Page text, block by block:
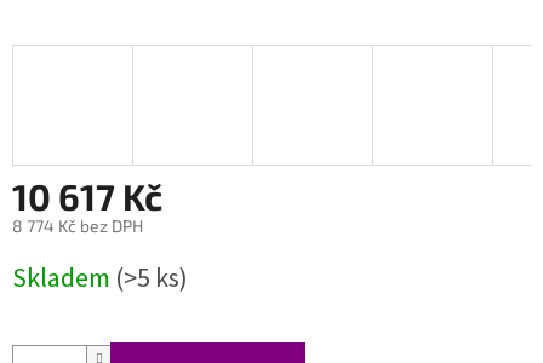
10 617 Kč
8 774 Kč bez DPH
cena:
Skladem (>5 ks)